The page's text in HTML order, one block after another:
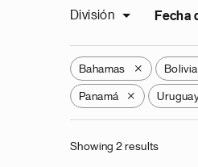
División Fecha
Bahamas X Bolivia
Panamá X
Showing 2 results